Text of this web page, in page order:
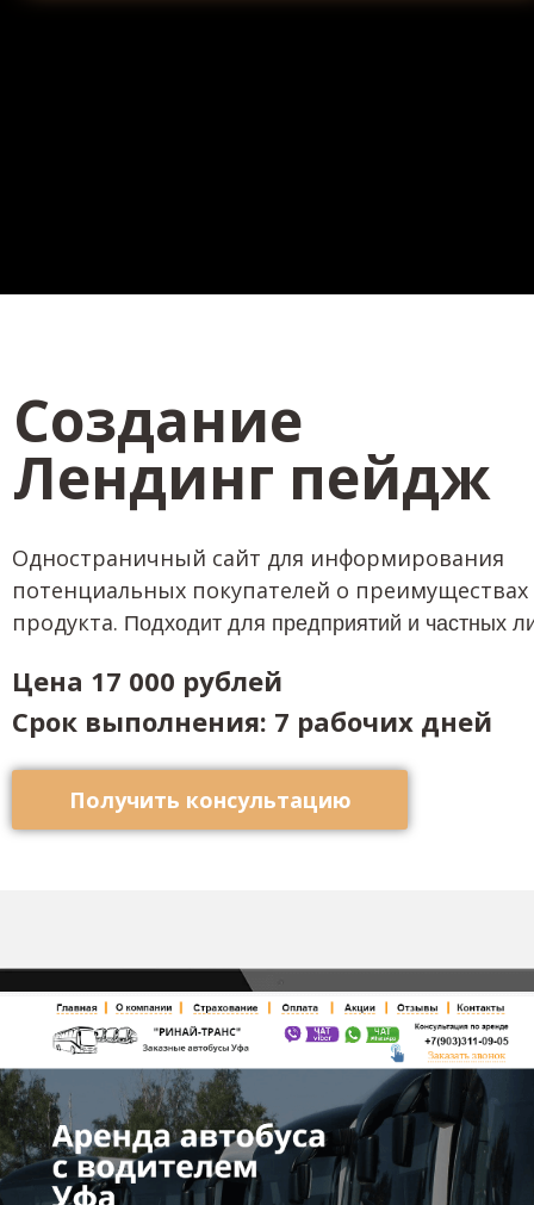
Цена 17 000 рублей
Срок выполнения: 7 рабочих дней
Получить консультацию
Создание
Лендинг пейдж
Одностраничный сайт для информирования
потенциальных покупателей о преимуществах
продукта. Подходит для предприятий и частных